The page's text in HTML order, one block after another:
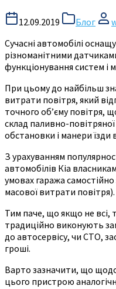
12.09.2019 Блог
Сучасні автомобілі
різноманітними
функціонування систем і
При цьому до найбільш
витрати повітря, який
точного об’єму повітря,
склад паливно-
обстановки і манери їзди
З урахуванням
автомобілів Кіа
умовах гаража
масової витрати повітря).
Тим паче, що якщо не всі,
традиційно виконують
до автосервісу, чи СТО,
гроші.
Варто зазначити, що щодо
цього пристрою